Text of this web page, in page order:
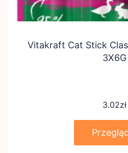
Vitakraft Cat Stick
3X6G
3.02zł